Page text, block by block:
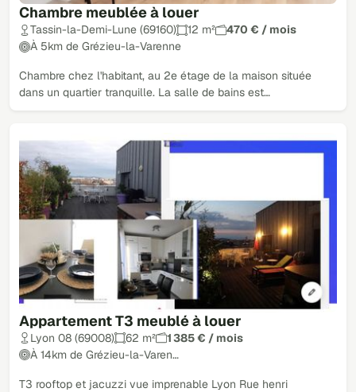
Chambre meublée à louer
Tassin-la-Demi-Lune (69160) 12 m²
470 € / mois
À 5km de Grézieu-la-Varenne
Chambre chez l'habitant, au 2e étage de la maison située
dans un quartier tranquille. La salle de bains est…
Appartement T3 meublé à louer
Lyon 08 (69008) 62 m²
1 385 € / mois
À 14km de Grézieu-la-Varen…
T3 rooftop et jacuzzi vue imprenable Lyon Rue henri